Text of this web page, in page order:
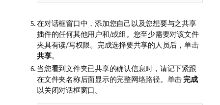
在对话框窗口中，添加您自己以及您想要与之共享
插件的任何其他用户和/或组。您至少需要对该文件
夹具有读/写权限。完成选择要共享的人员后，单击
共享。
当您看到文件夹已共享的确认信息时，请记下紧跟
在文件夹名称后面显示的完整网络路径。单击 完成
以关闭对话框窗口。